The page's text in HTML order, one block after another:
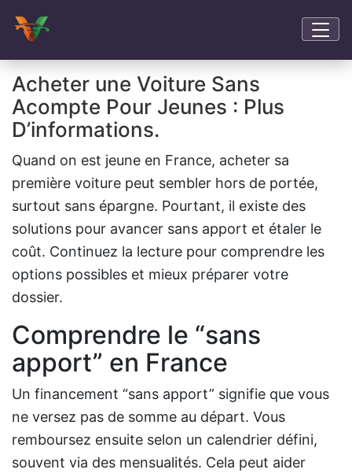
Acheter une Voiture Sans
Acompte Pour Jeunes : Plus
D’informations.
Quand on est jeune en France, acheter sa
première voiture peut sembler hors de portée,
surtout sans épargne. Pourtant, il existe des
solutions pour avancer sans apport et étaler le
coût. Continuez la lecture pour comprendre les
options possibles et mieux préparer votre
dossier.
Comprendre le “sans
apport” en France
Un financement “sans apport” signifie que vous
ne versez pas de somme au départ. Vous
remboursez ensuite selon un calendrier défini,
souvent via des mensualités. Cela peut aider